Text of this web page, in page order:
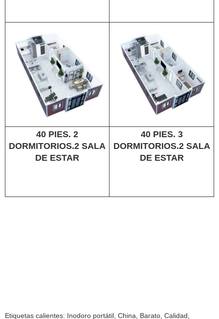
40 PIES. 2
DORMITORIOS.2 SALA
DE ESTAR
40 PIES. 3
DORMITORIOS.2 SALA
DE ESTAR
Etiquetas calientes: Inodoro portátil, China, Barato, Calidad,